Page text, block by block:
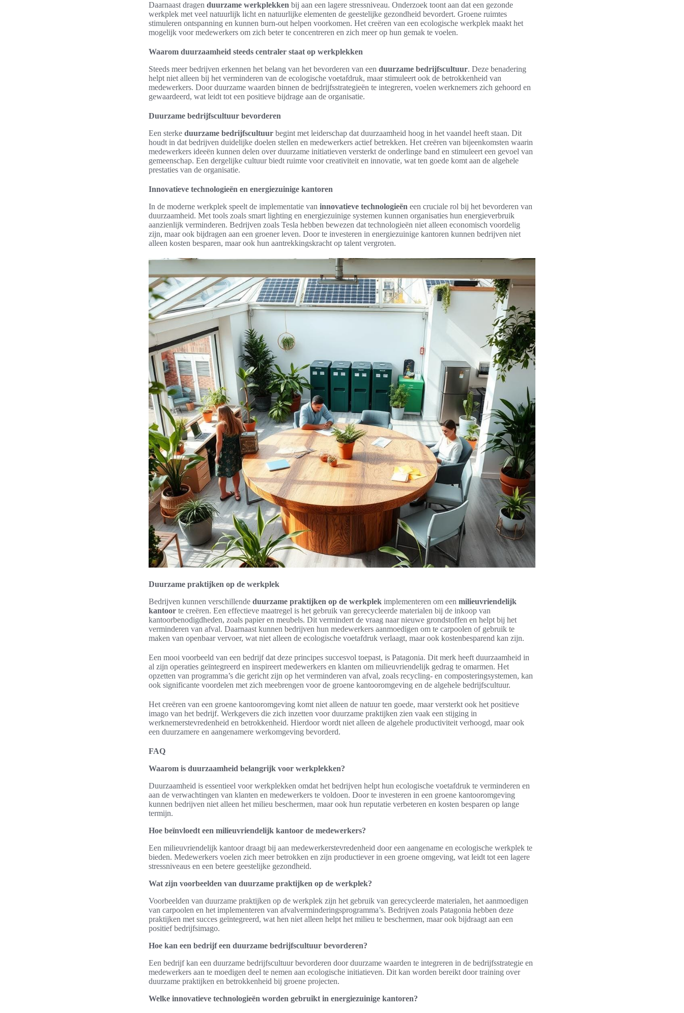
Daarnaast dragen duurzame werkplekken bij aan een lagere stressniveau. Onderzoek toont aan dat een gezonde
werkplek met veel natuurlijk licht en natuurlijke elementen de geestelijke gezondheid bevordert. Groene ruimtes
stimuleren ontspanning en kunnen burn-out helpen voorkomen. Het creëren van een ecologische werkplek maakt het
mogelijk voor medewerkers om zich beter te concentreren en zich meer op hun gemak te voelen.
Waarom duurzaamheid steeds centraler staat op werkplekken
Steeds meer bedrijven erkennen het belang van het bevorderen van een duurzame bedrijfscultuur. Deze benadering
helpt niet alleen bij het verminderen van de ecologische voetafdruk, maar stimuleert ook de betrokkenheid van
medewerkers. Door duurzame waarden binnen de bedrijfsstrategieën te integreren, voelen werknemers zich gehoord en
gewaardeerd, wat leidt tot een positieve bijdrage aan de organisatie.
Duurzame bedrijfscultuur bevorderen
Een sterke duurzame bedrijfscultuur begint met leiderschap dat duurzaamheid hoog in het vaandel heeft staan. Dit
houdt in dat bedrijven duidelijke doelen stellen en medewerkers actief betrekken. Het creëren van bijeenkomsten waarin
medewerkers ideeën kunnen delen over duurzame initiatieven versterkt de onderlinge band en stimuleert een gevoel van
gemeenschap. Een dergelijke cultuur biedt ruimte voor creativiteit en innovatie, wat ten goede komt aan de algehele
prestaties van de organisatie.
Innovatieve technologieën en energiezuinige kantoren
In de moderne werkplek speelt de implementatie van innovatieve technologieën een cruciale rol bij het bevorderen van
duurzaamheid. Met tools zoals smart lighting en energiezuinige systemen kunnen organisaties hun energieverbruik
aanzienlijk verminderen. Bedrijven zoals Tesla hebben bewezen dat technologieën niet alleen economisch voordelig
zijn, maar ook bijdragen aan een groener leven. Door te investeren in energiezuinige kantoren kunnen bedrijven niet
alleen kosten besparen, maar ook hun aantrekkingskracht op talent vergroten.
Duurzame praktijken op de werkplek
Bedrijven kunnen verschillende duurzame praktijken op de werkplek implementeren om een milieuvriendelijk
kantoor te creëren. Een effectieve maatregel is het gebruik van gerecycleerde materialen bij de inkoop van
kantoorbenodigdheden, zoals papier en meubels. Dit vermindert de vraag naar nieuwe grondstoffen en helpt bij het
verminderen van afval. Daarnaast kunnen bedrijven hun medewerkers aanmoedigen om te carpoolen of gebruik te
maken van openbaar vervoer, wat niet alleen de ecologische voetafdruk verlaagt, maar ook kostenbesparend kan zijn.
Een mooi voorbeeld van een bedrijf dat deze principes succesvol toepast, is Patagonia. Dit merk heeft duurzaamheid in
al zijn operaties geïntegreerd en inspireert medewerkers en klanten om milieuvriendelijk gedrag te omarmen. Het
opzetten van programma’s die gericht zijn op het verminderen van afval, zoals recycling- en composteringsystemen, kan
ook significante voordelen met zich meebrengen voor de groene kantooromgeving en de algehele bedrijfscultuur.
Het creëren van een groene kantooromgeving komt niet alleen de natuur ten goede, maar versterkt ook het positieve
imago van het bedrijf. Werkgevers die zich inzetten voor duurzame praktijken zien vaak een stijging in
werknemerstevredenheid en betrokkenheid. Hierdoor wordt niet alleen de algehele productiviteit verhoogd, maar ook
een duurzamere en aangenamere werkomgeving bevorderd.
FAQ
Waarom is duurzaamheid belangrijk voor werkplekken?
Duurzaamheid is essentieel voor werkplekken omdat het bedrijven helpt hun ecologische voetafdruk te verminderen en
aan de verwachtingen van klanten en medewerkers te voldoen. Door te investeren in een groene kantooromgeving
kunnen bedrijven niet alleen het milieu beschermen, maar ook hun reputatie verbeteren en kosten besparen op lange
termijn.
Hoe beïnvloedt een milieuvriendelijk kantoor de medewerkers?
Een milieuvriendelijk kantoor draagt bij aan medewerkerstevredenheid door een aangename en ecologische werkplek te
bieden. Medewerkers voelen zich meer betrokken en zijn productiever in een groene omgeving, wat leidt tot een lagere
stressniveaus en een betere geestelijke gezondheid.
Wat zijn voorbeelden van duurzame praktijken op de werkplek?
Voorbeelden van duurzame praktijken op de werkplek zijn het gebruik van gerecycleerde materialen, het aanmoedigen
van carpoolen en het implementeren van afvalverminderingsprogramma’s. Bedrijven zoals Patagonia hebben deze
praktijken met succes geïntegreerd, wat hen niet alleen helpt het milieu te beschermen, maar ook bijdraagt aan een
positief bedrijfsimago.
Hoe kan een bedrijf een duurzame bedrijfscultuur bevorderen?
Een bedrijf kan een duurzame bedrijfscultuur bevorderen door duurzame waarden te integreren in de bedrijfsstrategie en
medewerkers aan te moedigen deel te nemen aan ecologische initiatieven. Dit kan worden bereikt door training over
duurzame praktijken en betrokkenheid bij groene projecten.
Welke innovatieve technologieën worden gebruikt in energiezuinige kantoren?